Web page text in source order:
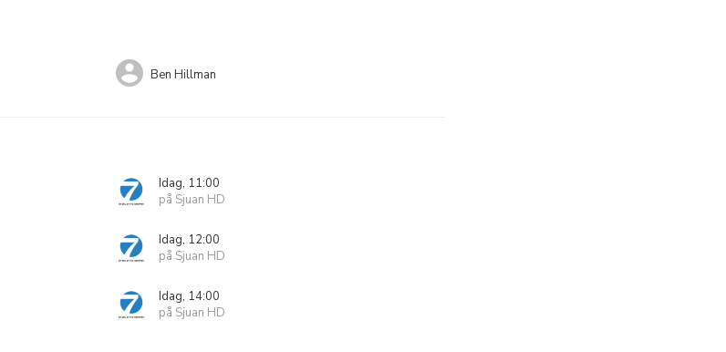
Ben Hillman
Idag, 11:00
på Sjuan HD
Idag, 12:00
på Sjuan HD
Idag, 14:00
på Sjuan HD